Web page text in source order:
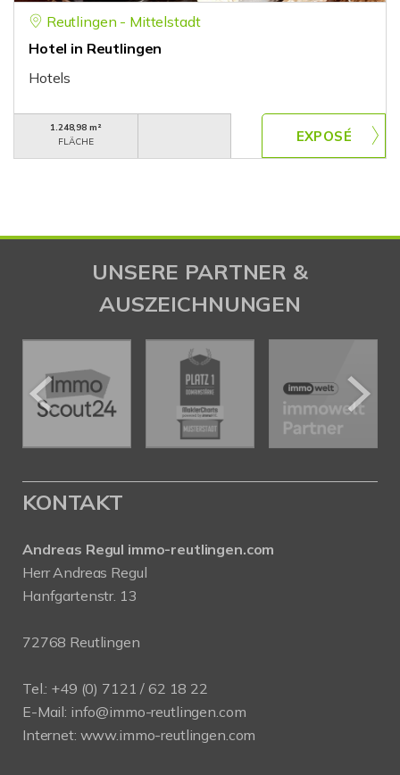
Reutlingen - Mittelstadt
Hotel in Reutlingen
Hotels
1.248,98 m²
FLÄCHE
UNSERE PARTNER &
AUSZEICHNUNGEN
KONTAKT
Andreas Regul immo-reutlingen.com
Herr Andreas Regul
Hanfgartenstr. 13
72768 Reutlingen
Tel.: +49 (0) 7121 / 62 18 22
E-Mail: info@immo-reutlingen.com
Internet: www.immo-reutlingen.com